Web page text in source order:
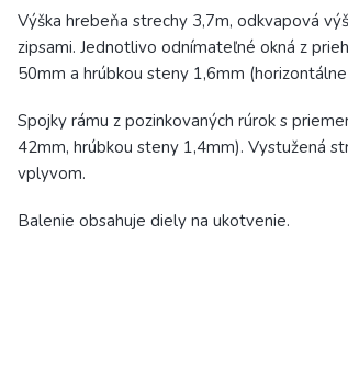
Výška hrebeňa strechy 3,7m, odkvapová
zipsami. Jednotlivo odnímateľné okná z
50mm a hrúbkou steny 1,6mm
Spojky rámu z pozinkovaných rúrok s
42mm, hrúbkou steny 1,4mm). Vystužená
vplyvom.
Balenie obsahuje diely na ukotvenie.